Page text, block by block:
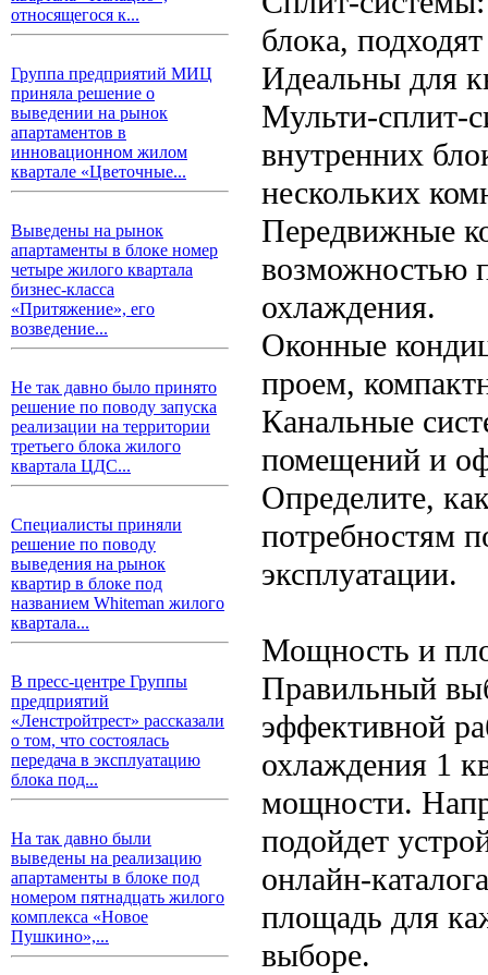
относящегося к...
Группа предприятий МИЦ
приняла решение о
выведении на рынок
апартаментов в
инновационном жилом
квартале «Цветочные...
Выведены на рынок
апартаменты в блоке номер
четыре жилого квартала
бизнес-класса
«Притяжение», его
возведение...
Не так давно было принято
решение по поводу запуска
реализации на территории
третьего блока жилого
квартала ЦДС...
Специалисты приняли
решение по поводу
выведения на рынок
квартир в блоке под
названием Whiteman жилого
квартала...
В пресс-центре Группы
предприятий
«Ленстройтрест» рассказали
о том, что состоялась
передача в эксплуатацию
блока под...
На так давно были
выведены на реализацию
апартаменты в блоке под
номером пятнадцать жилого
комплекса «Новое
Пушкино»,...
блока,
Идеальны для
Мульти-сплит-
внутренних
нескольких
Передвижные
возможностью
охлаждения.
Оконные
проем,
Канальные
помещений и
Определите,
потребностям
эксплуатации.
Мощность и
Правильный
эффективной
охлаждения 1
мощности.
подойдет
онлайн-
площадь для
выборе.